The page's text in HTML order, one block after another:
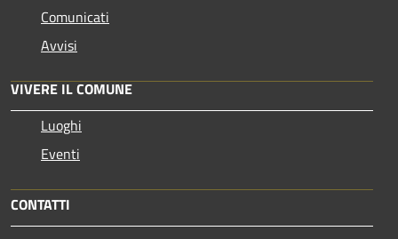
Comunicati
Avvisi
VIVERE IL COMUNE
Luoghi
Eventi
CONTATTI